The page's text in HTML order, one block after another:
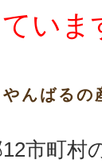
いま
んばるの
市町村